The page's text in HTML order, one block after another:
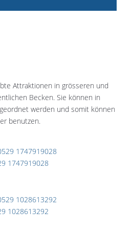
Attraktionen in grösseren und
Becken. Sie können in
werden und somit können
benutzen.
1747919028
1028613292